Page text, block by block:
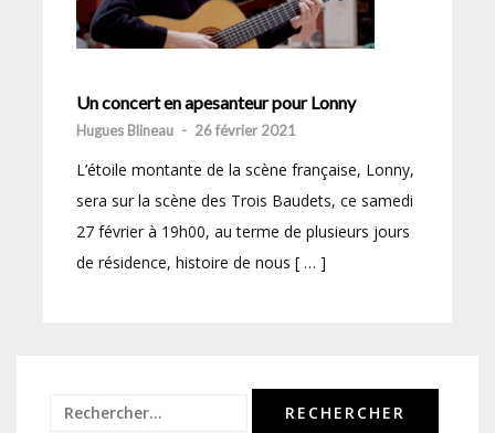
Un concert en apesanteur pour Lonny
Hugues Blineau - 26 février 2021
L’étoile montante de la scène française, Lonny,
sera sur la scène des Trois Baudets, ce samedi
27 février à 19h00, au terme de plusieurs jours
de résidence, histoire de nous [ … ]
Rechercher :